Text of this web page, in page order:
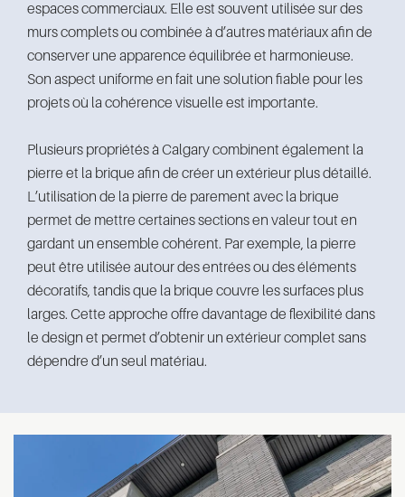
espaces commerciaux. Elle est souvent utilisée sur des
murs complets ou combinée à d’autres matériaux afin de
conserver une apparence équilibrée et harmonieuse.
Son aspect uniforme en fait une solution fiable pour les
projets où la cohérence visuelle est importante.
Plusieurs propriétés à Calgary combinent également la
pierre et la brique afin de créer un extérieur plus détaillé.
L’utilisation de la pierre de parement avec la brique
permet de mettre certaines sections en valeur tout en
gardant un ensemble cohérent. Par exemple, la pierre
peut être utilisée autour des entrées ou des éléments
décoratifs, tandis que la brique couvre les surfaces plus
larges. Cette approche offre davantage de flexibilité dans
le design et permet d’obtenir un extérieur complet sans
dépendre d’un seul matériau.